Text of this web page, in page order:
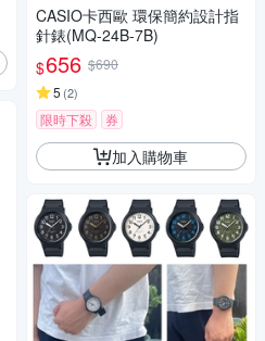
CASIO卡西歐 環保簡約設計指
針錶(MQ-24B-7B)
$656 $690
5 (2)
限時下殺 券
加入購物車